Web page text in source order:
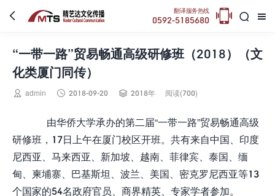
 

翻译服务热线
0592-5185680 
“一带一路”贸易畅通高级研修班（2018）（文
化类厦门同传）
 admin  2018-09-20  2018年 阅读(700)
由华侨大学承办的第二届“一带一路”贸易畅通高级
研修班，17日上午在厦门校区开班。共有来自中国、印度
尼西亚、马来西亚、新加坡、越南、菲律宾、泰国、缅
甸、柬埔寨、巴基斯坦、波兰、美国、密克罗尼西亚等13
个国家的54名政府官员、商界精英、专家学者参加。